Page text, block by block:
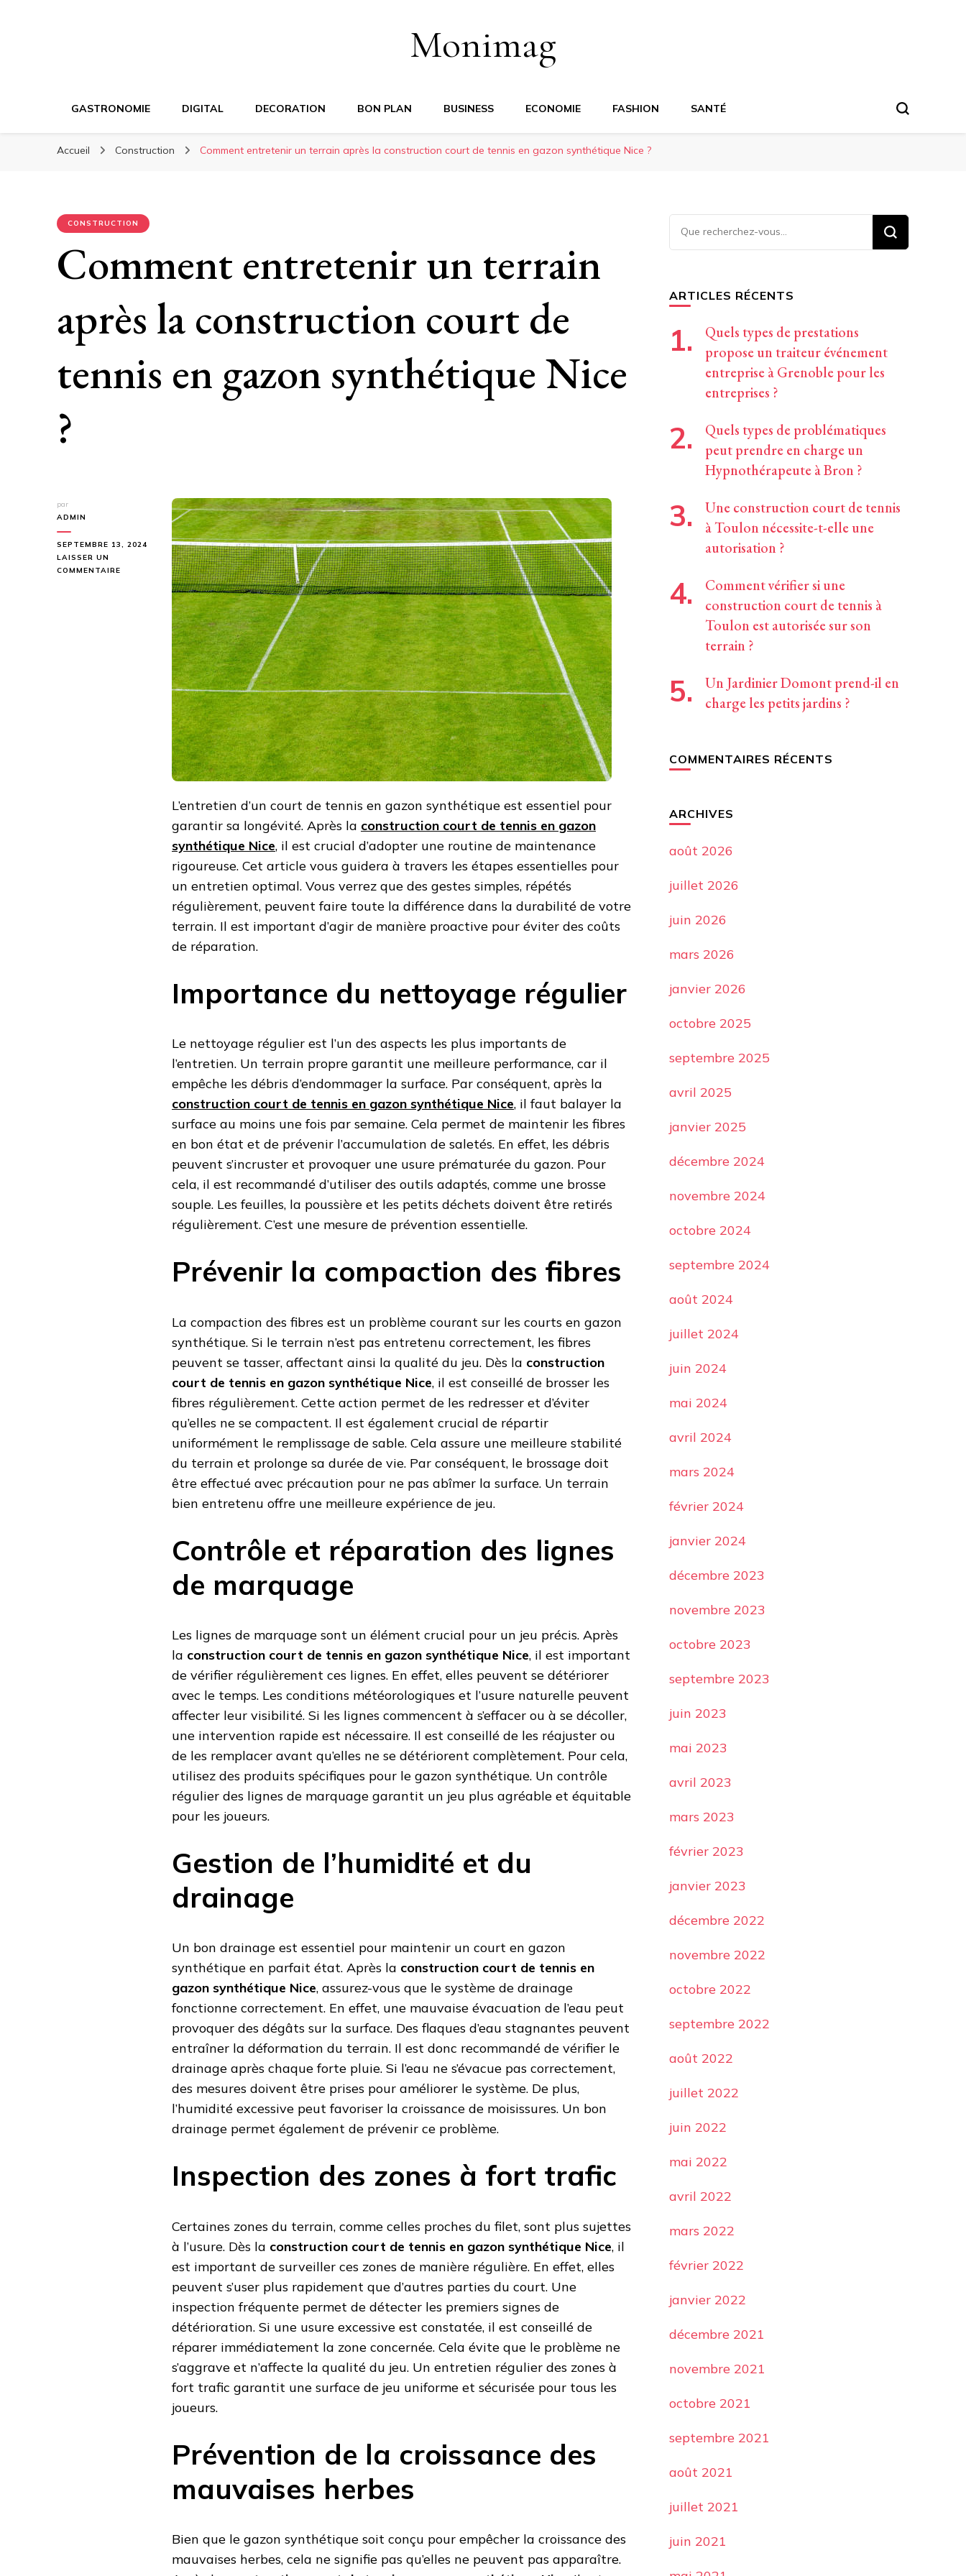
Monimag
GASTRONOMIE DIGITAL DECORATION BON PLAN BUSINESS ECONOMIE FASHION SANTÉ
Accueil Construction Comment entretenir un terrain après la construction court de tennis en gazon synthétique Nice ?
CONSTRUCTION
Comment entretenir un terrain
après la construction court de
tennis en gazon synthétique Nice
?
par
ADMIN
SEPTEMBRE 13, 2024
LAISSER UN
COMMENTAIRE
ENTRETENIR
CONSTRUCTION
SYNTHÉTIQUE
L’entretien d’un court de tennis en gazon synthétique est essentiel pour
garantir sa longévité. Après la construction court de tennis en gazon
synthétique Nice, il est crucial d’adopter une routine de maintenance
rigoureuse. Cet article vous guidera à travers les étapes essentielles pour
un entretien optimal. Vous verrez que des gestes simples, répétés
régulièrement, peuvent faire toute la différence dans la durabilité de votre
terrain. Il est important d’agir de manière proactive pour éviter des coûts
de réparation.
Importance du nettoyage régulier
Le nettoyage régulier est l’un des aspects les plus importants de
l’entretien. Un terrain propre garantit une meilleure performance, car il
empêche les débris d’endommager la surface. Par conséquent, après la
construction court de tennis en gazon synthétique Nice, il faut balayer la
surface au moins une fois par semaine. Cela permet de maintenir les fibres
en bon état et de prévenir l’accumulation de saletés. En effet, les débris
peuvent s’incruster et provoquer une usure prématurée du gazon. Pour
cela, il est recommandé d’utiliser des outils adaptés, comme une brosse
souple. Les feuilles, la poussière et les petits déchets doivent être retirés
régulièrement. C’est une mesure de prévention essentielle.
Prévenir la compaction des fibres
La compaction des fibres est un problème courant sur les courts en gazon
synthétique. Si le terrain n’est pas entretenu correctement, les fibres
peuvent se tasser, affectant ainsi la qualité du jeu. Dès la construction
court de tennis en gazon synthétique Nice, il est conseillé de brosser les
fibres régulièrement. Cette action permet de les redresser et d’éviter
qu’elles ne se compactent. Il est également crucial de répartir
uniformément le remplissage de sable. Cela assure une meilleure stabilité
du terrain et prolonge sa durée de vie. Par conséquent, le brossage doit
être effectué avec précaution pour ne pas abîmer la surface. Un terrain
bien entretenu offre une meilleure expérience de jeu.
Contrôle et réparation des lignes
de marquage
Les lignes de marquage sont un élément crucial pour un jeu précis. Après
la construction court de tennis en gazon synthétique Nice, il est important
de vérifier régulièrement ces lignes. En effet, elles peuvent se détériorer
avec le temps. Les conditions météorologiques et l’usure naturelle peuvent
affecter leur visibilité. Si les lignes commencent à s’effacer ou à se décoller,
une intervention rapide est nécessaire. Il est conseillé de les réajuster ou
de les remplacer avant qu’elles ne se détériorent complètement. Pour cela,
utilisez des produits spécifiques pour le gazon synthétique. Un contrôle
régulier des lignes de marquage garantit un jeu plus agréable et équitable
pour les joueurs.
Gestion de l’humidité et du
drainage
Un bon drainage est essentiel pour maintenir un court en gazon
synthétique en parfait état. Après la construction court de tennis en
gazon synthétique Nice, assurez-vous que le système de drainage
fonctionne correctement. En effet, une mauvaise évacuation de l’eau peut
provoquer des dégâts sur la surface. Des flaques d’eau stagnantes peuvent
entraîner la déformation du terrain. Il est donc recommandé de vérifier le
drainage après chaque forte pluie. Si l’eau ne s’évacue pas correctement,
des mesures doivent être prises pour améliorer le système. De plus,
l’humidité excessive peut favoriser la croissance de moisissures. Un bon
drainage permet également de prévenir ce problème.
Inspection des zones à fort trafic
Certaines zones du terrain, comme celles proches du filet, sont plus sujettes
à l’usure. Dès la construction court de tennis en gazon synthétique Nice, il
est important de surveiller ces zones de manière régulière. En effet, elles
peuvent s’user plus rapidement que d’autres parties du court. Une
inspection fréquente permet de détecter les premiers signes de
détérioration. Si une usure excessive est constatée, il est conseillé de
réparer immédiatement la zone concernée. Cela évite que le problème ne
s’aggrave et n’affecte la qualité du jeu. Un entretien régulier des zones à
fort trafic garantit une surface de jeu uniforme et sécurisée pour tous les
joueurs.
Prévention de la croissance des
mauvaises herbes
Bien que le gazon synthétique soit conçu pour empêcher la croissance des
mauvaises herbes, cela ne signifie pas qu’elles ne peuvent pas apparaître.
Vous
recherchiez
ARTICLES RÉCENTS
Quels types de prestations
propose un traiteur événement
entreprise à Grenoble pour les
entreprises ?
Quels types de problématiques
peut prendre en charge un
Hypnothérapeute à Bron ?
Une construction court de tennis
à Toulon nécessite-t-elle une
autorisation ?
Comment vérifier si une
construction court de tennis à
Toulon est autorisée sur son
terrain ?
Un Jardinier Domont prend-il en
charge les petits jardins ?
COMMENTAIRES RÉCENTS
ARCHIVES
août 2026
juillet 2026
juin 2026
mars 2026
janvier 2026
octobre 2025
septembre 2025
avril 2025
janvier 2025
décembre 2024
novembre 2024
octobre 2024
septembre 2024
août 2024
juillet 2024
juin 2024
mai 2024
avril 2024
mars 2024
février 2024
janvier 2024
décembre 2023
novembre 2023
octobre 2023
septembre 2023
juin 2023
mai 2023
avril 2023
mars 2023
février 2023
janvier 2023
décembre 2022
novembre 2022
octobre 2022
septembre 2022
août 2022
juillet 2022
juin 2022
mai 2022
avril 2022
mars 2022
février 2022
janvier 2022
décembre 2021
novembre 2021
octobre 2021
septembre 2021
août 2021
juillet 2021
juin 2021